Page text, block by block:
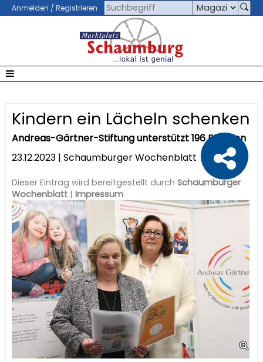
Anmelden / Registrieren
Kindern ein Lächeln schenken
Andreas-Gärtner-Stiftung unterstützt 196 Familien
23.12.2023 | Schaumburger Wochenblatt
Dieser Eintrag wird bereitgestellt durch Schaumburger
Wochenblatt | Impressum